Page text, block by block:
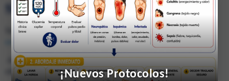
SEDE DE CARACAS
Telfs.: 0212-285.0237 / 285.4026 (Fax) e-mail:
svmi2007@gmail.com
Av. Francisco de Miranda, Ed. Mene Grande, Piso 6,
oficina 6-4 Caracas 1010 – Venezuela
¡Nuevos Protocolos!